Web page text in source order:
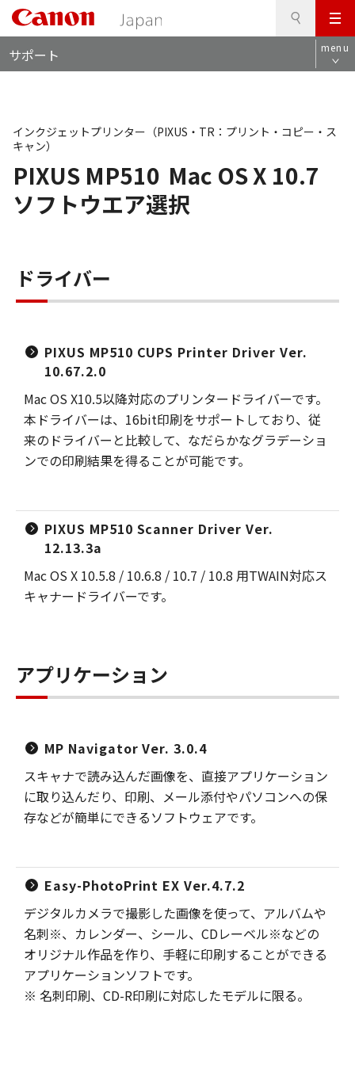
メ
ニ
ュ
サポート menu
PIXUS MP510 Mac OS X 10.7
ソフトウエア選択
インクジェットプリンター（PIXUS・TR：プリント・コピー・ス
キャン）
ドライバー
PIXUS MP510 CUPS Printer Driver Ver.
10.67.2.0
Mac OS X10.5以降対応のプリンタードライバーです。
本ドライバーは、16bit印刷をサポートしており、従
来のドライバーと比較して、なだらかなグラデーショ
ンでの印刷結果を得ることが可能です。
PIXUS MP510 Scanner Driver Ver.
12.13.3a
Mac OS X 10.5.8 / 10.6.8 / 10.7 / 10.8 用TWAIN対応ス
キャナードライバーです。
アプリケーション
MP Navigator Ver. 3.0.4
スキャナで読み込んだ画像を、直接アプリケーション
に取り込んだり、印刷、メール添付やパソコンへの保
存などが簡単にできるソフトウェアです。
Easy-PhotoPrint EX Ver.4.7.2
デジタルカメラで撮影した画像を使って、アルバムや
名刺※、カレンダー、シール、CDレーベル※などの
オリジナル作品を作り、手軽に印刷することができる
アプリケーションソフトです。
※ 名刺印刷、CD-R印刷に対応したモデルに限る。